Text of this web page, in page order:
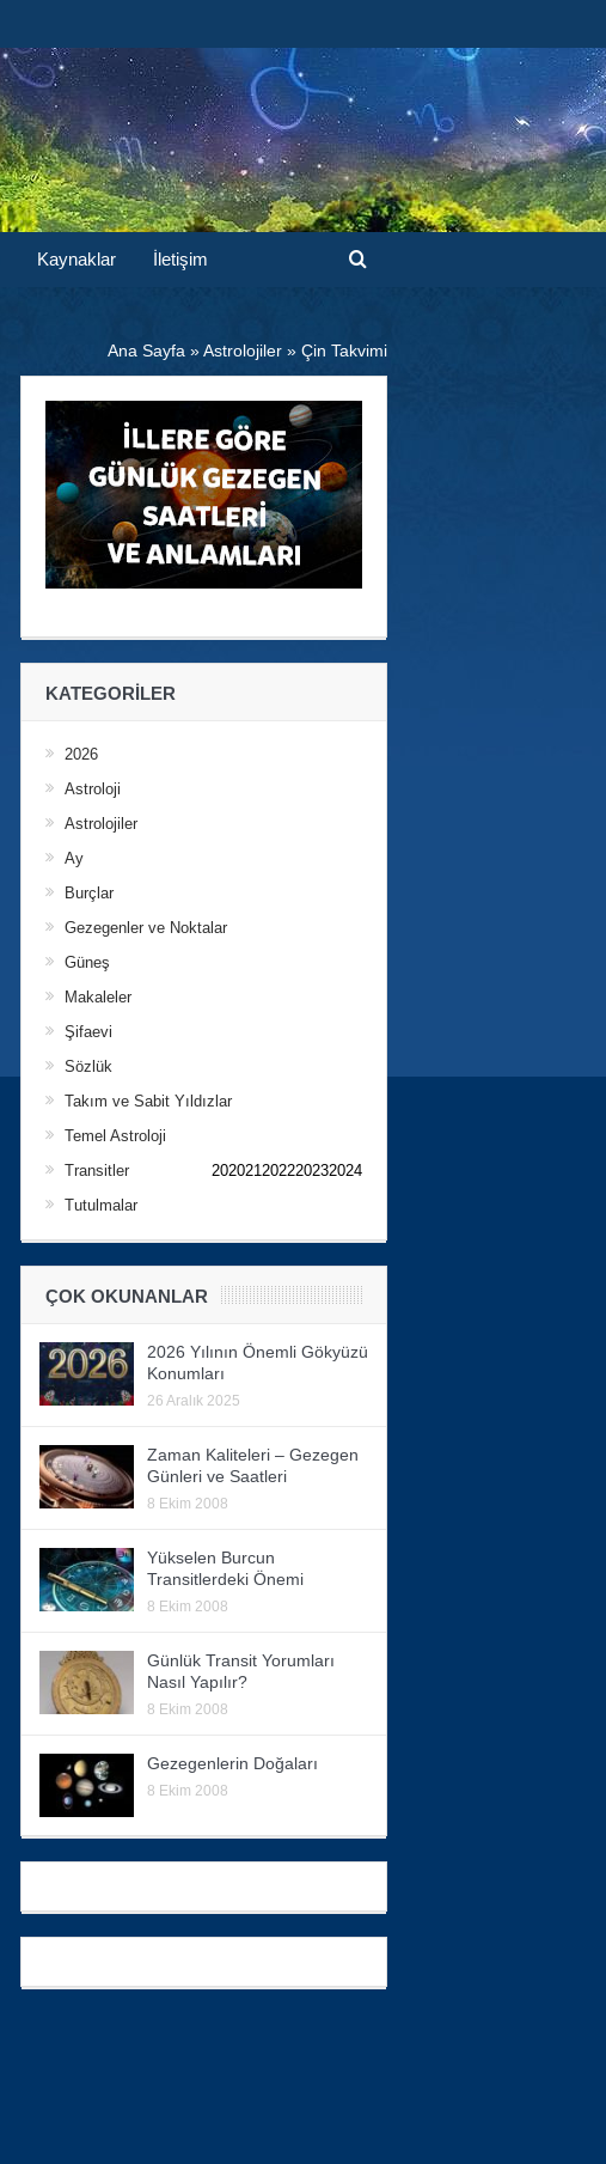
Kaynaklar İletişim
Ana Sayfa »Astrolojiler » Çin Takvimi
KATEGORILER
2026
Astroloji
Astrolojiler
Ay
Burçlar
Gezegenler ve Noktalar
Güneş
Makaleler
Şifaevi
Sözlük
Takım ve Sabit Yıldızlar
Temel Astroloji
Transitler
202021202220232024
Tutulmalar
ÇOK OKUNANLAR
2026 Yılının Önemli Gökyüzü
Konumları
26 Aralık 2025
Zaman Kaliteleri – Gezegen
Günleri ve Saatleri
8 Ekim 2008
Yükselen Burcun
Transitlerdeki Önemi
8 Ekim 2008
Günlük Transit Yorumları
Nasıl Yapılır?
8 Ekim 2008
Gezegenlerin Doğaları
8 Ekim 2008